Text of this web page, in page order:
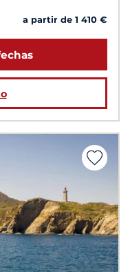
a partir de 1 410 €